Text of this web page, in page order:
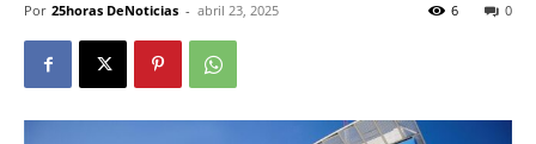
Por 25horas DeNoticias - abril 23, 2025 0
6